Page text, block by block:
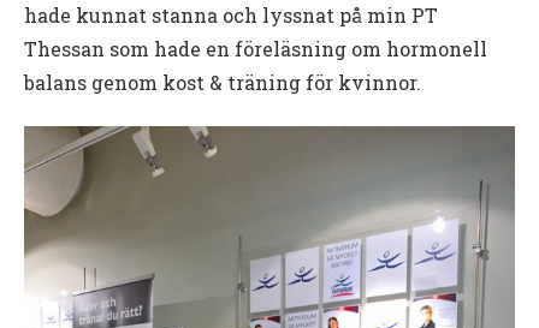
hade kunnat stanna och lyssnat på min PT
Thessan som hade en föreläsning om hormonell
balans genom kost & träning för kvinnor.